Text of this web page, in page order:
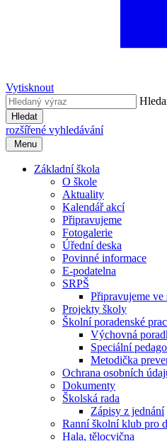
Vytisknout
Hledat
rozšířené vyhledávání
Menu
Základní škola
O škole
Aktuality
Kalendář akcí
Připravujeme
Fotogalerie
Úřední deska
Povinné informace
E-podatelna
SRPŠ
Připravujeme ve
Projekty školy
Školní poradenské
Výchovná
Speciální
Metodička
Ochrana osobních
Dokumenty
Školská rada
Zápisy z jednání
Ranní školní klub pro
Hala, tělocvična